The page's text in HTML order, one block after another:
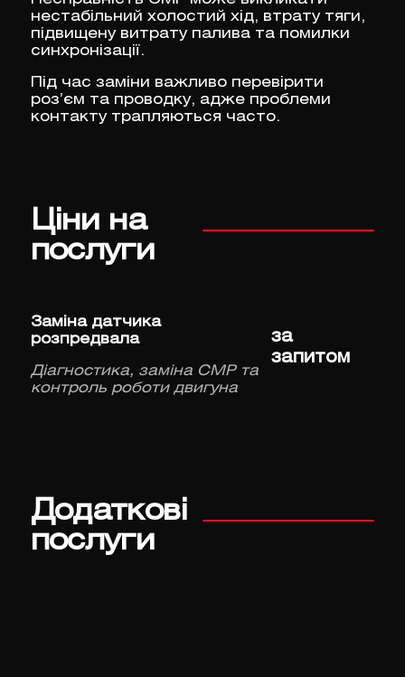
нестабільний холостий хід, втрату тяги,
підвищену витрату палива та помилки
синхронізації.
Під час заміни важливо перевірити
роз’єм та проводку, адже проблеми
контакту трапляються часто.
Ціни на
послуги
Заміна датчика
розпредвала
Діагностика, заміна CMP та
контроль роботи двигуна
за
запитом
Додаткові
послуги